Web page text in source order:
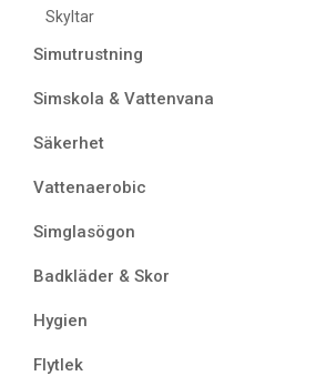
Skyltar
Simutrustning
Simskola & Vattenvana
Säkerhet
Vattenaerobic
Simglasögon
Badkläder & Skor
Hygien
Flytlek